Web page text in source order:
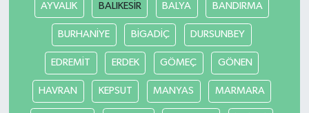
AYVALIK BALIKESİR BALYA BANDIRMA
BURHANİYE BİGADİÇ DURSUNBEY
EDREMİT ERDEK GÖMEÇ GÖNEN
HAVRAN KEPSUT MANYAS MARMARA